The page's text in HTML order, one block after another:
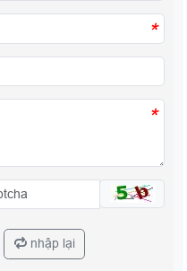
*
*
nhập lại